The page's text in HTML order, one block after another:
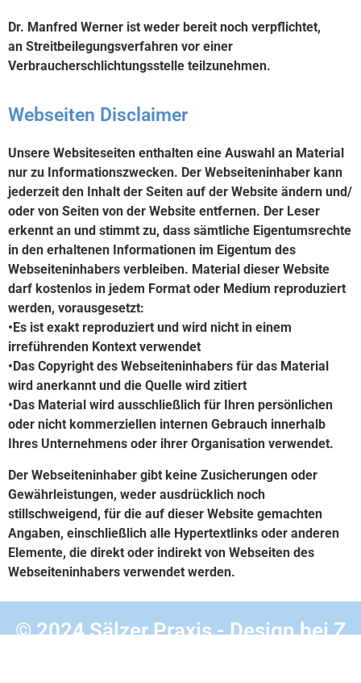
Dr. Manfred Werner ist weder bereit noch verpflichtet,
an Streitbeilegungsverfahren vor einer
Verbraucherschlichtungsstelle teilzunehmen.
Webseiten Disclaimer
Unsere Websiteseiten enthalten eine Auswahl an Material
nur zu Informationszwecken. Der Webseiteninhaber kann
jederzeit den Inhalt der Seiten auf der Website ändern und/
oder von Seiten von der Website entfernen. Der Leser
erkennt an und stimmt zu, dass sämtliche Eigentumsrechte
in den erhaltenen Informationen im Eigentum des
Webseiteninhabers verbleiben. Material dieser Website
darf kostenlos in jedem Format oder Medium reproduziert
werden, vorausgesetzt:
•Es ist exakt reproduziert und wird nicht in einem
irreführenden Kontext verwendet
•Das Copyright des Webseiteninhabers für das Material
wird anerkannt und die Quelle wird zitiert
•Das Material wird ausschließlich für Ihren persönlichen
oder nicht kommerziellen internen Gebrauch innerhalb
Ihres Unternehmens oder ihrer Organisation verwendet.
Der Webseiteninhaber gibt keine Zusicherungen oder
Gewährleistungen, weder ausdrücklich noch
stillschweigend, für die auf dieser Website gemachten
Angaben, einschließlich alle Hypertextlinks oder anderen
Elemente, die direkt oder indirekt von Webseiten des
Webseiteninhabers verwendet werden.
© 2024 Sälzer Praxis - Design beiZ